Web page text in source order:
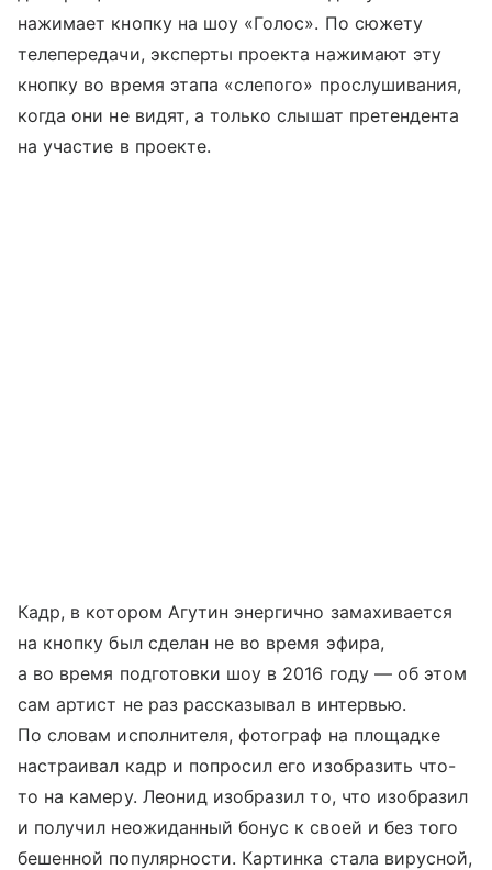
нажимает кнопку на шоу «Голос». По сюжету
телепередачи, эксперты проекта нажимают эту
кнопку во время этапа «слепого» прослушивания,
когда они не видят, а только слышат претендента
на участие в проекте.
Кадр, в котором Агутин энергично замахивается
на кнопку был сделан не во время эфира,
а во время подготовки шоу в 2016 году — об этом
сам артист не раз рассказывал в интервью.
По словам исполнителя, фотограф на площадке
настраивал кадр и попросил его изобразить что-
то на камеру. Леонид изобразил то, что изобразил
и получил неожиданный бонус к своей и без того
бешенной популярности. Картинка стала вирусной,